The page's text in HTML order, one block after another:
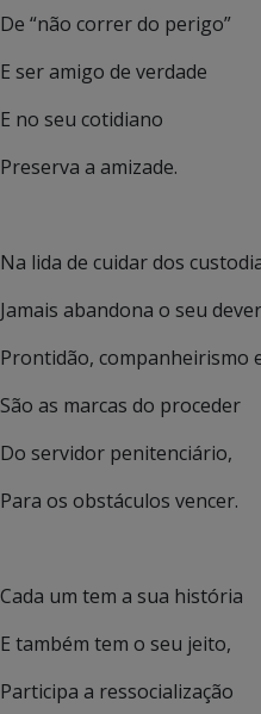
De “não correr do perigo”
E ser amigo de verdade
E no seu cotidiano
Preserva a amizade.
Na lida de cuidar dos
Jamais abandona o seu
Prontidão, companheirismo
São as marcas do proceder
Do servidor penitenciário,
Para os obstáculos vencer.
Cada um tem a sua história
E também tem o seu jeito,
Participa a ressocialização